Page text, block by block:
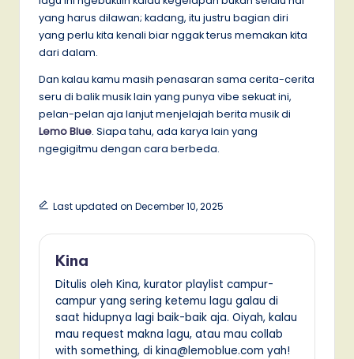
yang harus dilawan; kadang, itu justru bagian diri
yang perlu kita kenali biar nggak terus memakan kita
dari dalam.
Dan kalau kamu masih penasaran sama cerita-cerita
seru di balik musik lain yang punya vibe sekuat ini,
pelan-pelan aja lanjut menjelajah berita musik di
Lemo Blue. Siapa tahu, ada karya lain yang
ngegigitmu dengan cara berbeda.
Last updated on December 10, 2025
Kina
Ditulis oleh Kina, kurator playlist campur-
campur yang sering ketemu lagu galau di
saat hidupnya lagi baik-baik aja. Oiyah, kalau
mau request makna lagu, atau mau collab
with something, di kina@lemoblue.com yah!